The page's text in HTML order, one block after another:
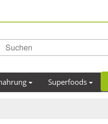
Superfoods